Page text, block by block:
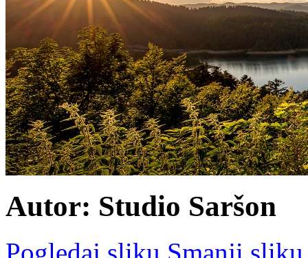
Autor: Studio Saršon
Pogledaj sliku Smanji sliku